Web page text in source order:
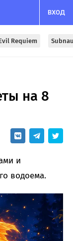
ВХОД
Requiem
на 8
и
водоема.